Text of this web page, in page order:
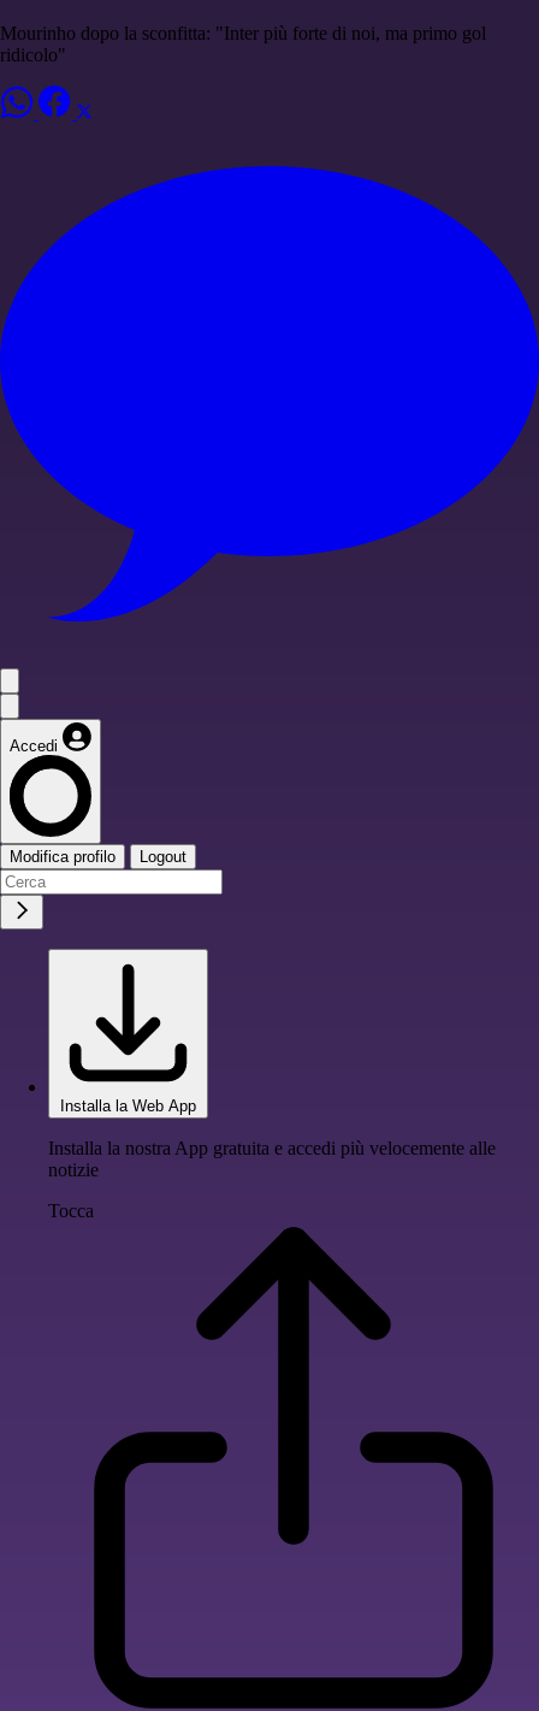
Mourinho dopo la sconfitta: "Inter più forte di noi, ma primo gol
ridicolo"
Accedi
Modifica profilo Logout
Installa la Web App
Installa la nostra App gratuita e accedi più velocemente alle
notizie
Tocca